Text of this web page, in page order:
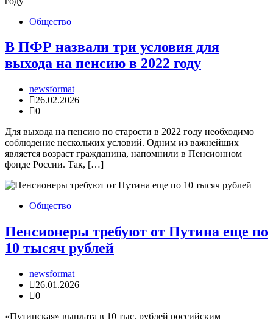
Общество
В ПФР назвали три условия для
выхода на пенсию в 2022 году
newsformat
26.02.2026
0
Для выхода на пенсию по старости в 2022 году необходимо
соблюдение нескольких условий. Одним из важнейших
является возраст гражданина, напомнили в Пенсионном
фонде России. Так, […]
Общество
Пенсионеры требуют от Путина еще по
10 тысяч рублей
newsformat
26.01.2026
0
«Путинская» выплата в 10 тыс. рублей российским